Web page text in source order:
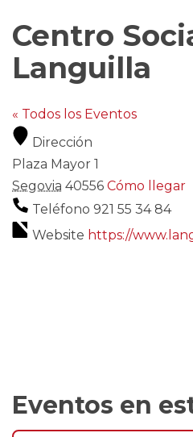
Centro
Languilla
« Todos los Eventos
Dirección
Plaza Mayor 1
Segovia 40556 Cómo llegar
Teléfono 921 55 34 84
Website https://
Eventos en